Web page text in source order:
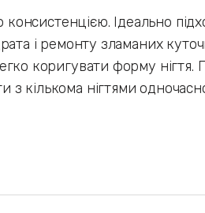
Ідеально
і ремонту зламаних
коригувати форму нігтя.
кількома нігтями